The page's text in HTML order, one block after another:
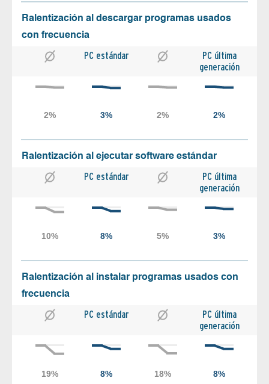
Ralentización al descargar programas usados
con frecuencia
PC estándar
PC última
generación
Ralentización al ejecutar software estándar
PC estándar
PC última
generación
Ralentización al instalar programas usados con
frecuencia
PC estándar
PC última
generación